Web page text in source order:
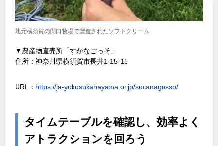
地元横須賀の関口牧場で製造されたソフトクリーム
▼農産物直売所「すかなごっそ」
住所：神奈川県横須賀市長井1-15-15
URL： https://ja-yokosukahayama.or.jp/sucanagosso/
タイムテーブルを確認し、効率よく
アトラクションを回ろう